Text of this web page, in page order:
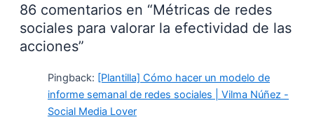
86 comentarios en “Métricas de redes
sociales para valorar la efectividad de las
acciones”
Pingback: [Plantilla] Cómo hacer un modelo de
informe semanal de redes sociales | Vilma Núñez -
Social Media Lover